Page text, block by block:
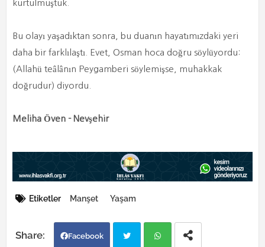
kurtulmuştuk.
Bu olayı yaşadıktan sonra, bu duanın hayatımızdaki yeri
daha bir farklılaştı. Evet, Osman hoca doğru söylüyordu:
(Allahü teâlânın Peygamberi söylemişse, muhakkak
doğrudur) diyordu.
Meliha Öven - Nevşehir
Etiketler Manşet Yaşam
Facebook